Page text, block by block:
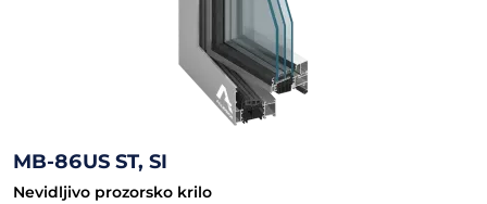
MB-86US ST, SI
Nevidljivo prozorsko krilo